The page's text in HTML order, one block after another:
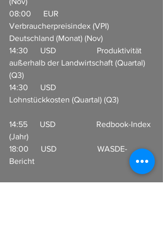
08:00      EUR
Verbraucherpreisindex (VPI)
Deutschland (Monat) (Nov)
14:30      USD                    Produktivität
außerhalb der Landwirtschaft (Quartal)
(Q3)
14:30      USD
Lohnstückkosten (Quartal) (Q3)
14:55      USD                    Redbook-Index
(Jahr)
18:00      USD                    WASDE-
Bericht